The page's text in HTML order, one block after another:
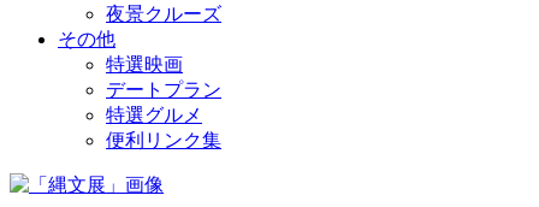
夜景クルーズ
その他
特選映画
デートプラン
特選グルメ
便利リンク集